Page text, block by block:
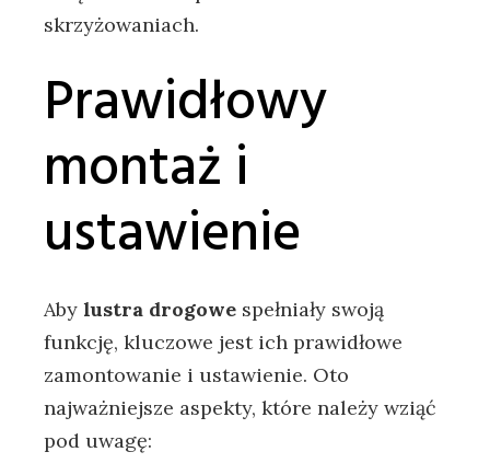
skrzyżowaniach.
Prawidłowy
montaż i
ustawienie
Abylustra drogowe spełniały swoją
funkcję, kluczowe jest ich prawidłowe
zamontowanie i ustawienie. Oto
najważniejsze aspekty, które należy wziąć
pod uwagę: